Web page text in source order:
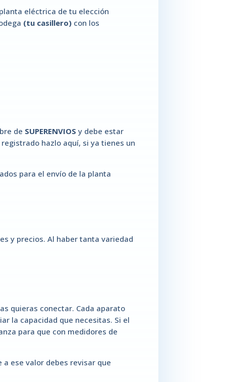
eléctrica de tu elección
(tu casillero) con los
de SUPERENVIOS y debe estar
hazlo aquí, si ya tienes un
para el envío de la planta
y precios. Al haber tanta variedad
quieras conectar. Cada aparato
la capacidad que necesitas. Si el
para que con medidores de
ese valor debes revisar que